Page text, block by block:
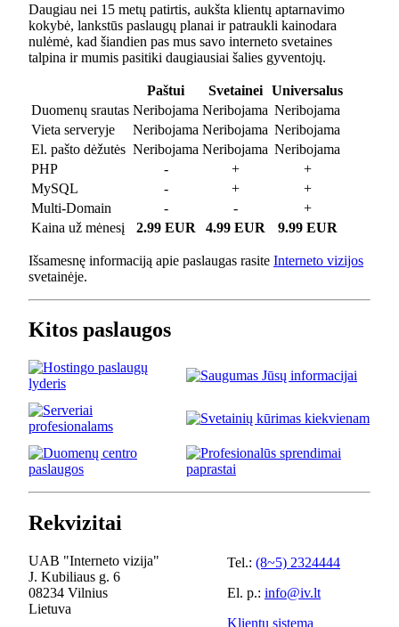
Daugiau nei 15 metų patirtis, aukšta klientų aptarnavimo
kokybė, lankstūs paslaugų planai ir patraukli kainodara
nulėmė, kad šiandien pas mus savo interneto svetaines
talpina ir mumis pasitiki daugiausiai šalies gyventojų.
Paštui Svetainei
Universalus
Duomenų srautas Neribojama Neribojama Neribojama
Vieta serveryje
Neribojama Neribojama Neribojama
El. pašto dėžutės Neribojama Neribojama Neribojama
PHP
- +
+
MySQL
- +
+
Multi-Domain
- -
+
Kaina už mėnesį
2.99 EUR 4.99 EUR 9.99 EUR
Išsamesnę informaciją apie paslaugas rasite Interneto vizijos
svetainėje.
Kitos paslaugos
Rekvizitai
UAB "Interneto vizija"
J. Kubiliaus g. 6
08234 Vilnius
Lietuva
Tel.: (8~5) 2324444
El. p.: info@iv.lt
Klientų sistema